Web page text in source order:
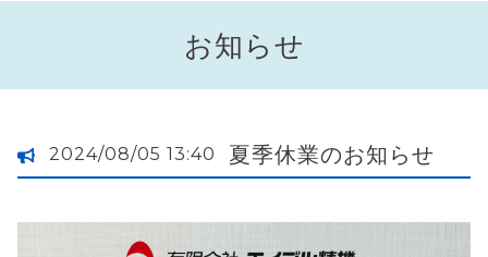
お知らせ
2024/08/05 13:40 夏季休業のお知らせ